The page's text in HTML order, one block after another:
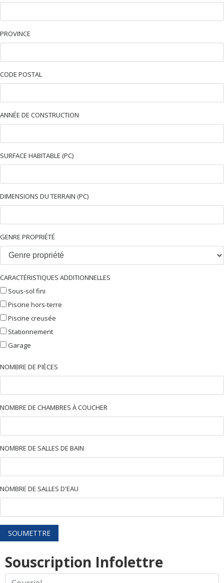
PROVINCE
CODE POSTAL
ANNÉE DE CONSTRUCTION
SURFACE HABITABLE (PC)
DIMENSIONS DU TERRAIN (PC)
GENRE PROPRIÉTÉ
CARACTÉRISTIQUES ADDITIONNELLES
Sous-sol fini
Piscine hors-terre
Piscine creusée
Stationnement
Garage
NOMBRE DE PIÈCES
NOMBRE DE CHAMBRES À COUCHER
NOMBRE DE SALLES DE BAIN
NOMBRE DE SALLES D'EAU
SOUMETTRE
Souscription Infolettre